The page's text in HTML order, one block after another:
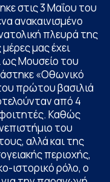
στις 3 Μαΐου του
ανακαινισμένο
πλευρά της
μας έχει
ως Μουσείο του
«Οθωνικό
πρώτου βασιλιά
από 4
Καθώς
του
αλλά και της
περιοχής,
ιστορικό ρόλο, ο